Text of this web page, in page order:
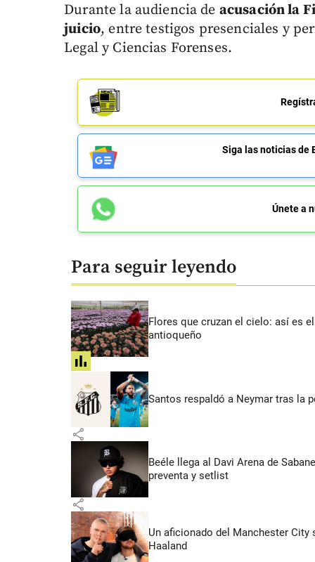
Durante la audiencia de acusación la
juicio, entre testigos presenciales y
Legal y Ciencias Forenses.
Siga las noticias de
Únete a
Para seguir leyendo
Flores que cruzan el cielo: así es
antioqueño
share
Santos respaldó a Neymar tras la
share
Beéle llega al Davi Arena de
preventa y setlist
share
Un aficionado del Manchester City
Haaland